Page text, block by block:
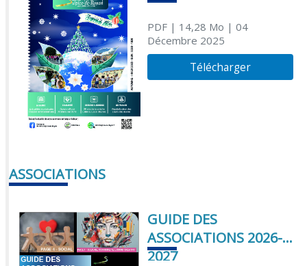
PDF| 14,28 Mo | 04
Décembre 2025
Télécharger
ASSOCIATIONS
GUIDE DES
ASSOCIATIONS 2026-
2027